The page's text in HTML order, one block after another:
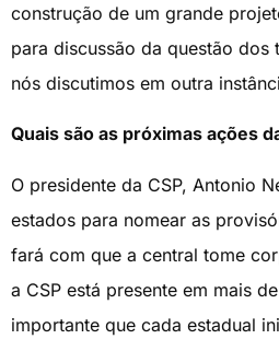
construção de um grande
para discussão da questão dos
nós discutimos em outra
Quais são as próximas ações
O presidente da CSP, Antonio
estados para nomear as
fará com que a central tome
a CSP está presente em mais
importante que cada estadual